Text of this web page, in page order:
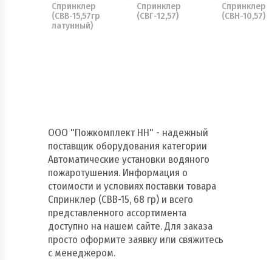
Спринклер
(СВВ-15,57гр
латунный)
Спринклер
(СВГ-12,57)
Спринклер
(СВН-10,57)
ООО "Пожкомплект НН" - надежный
поставщик оборудования категории
Автоматические установки водяного
пожаротушения. Информация о
стоимости и условиях поставки товара
Спринклер (СВВ-15, 68 гр) и всего
представленного ассортимента
доступно на нашем сайте. Для заказа
просто оформите заявку или свяжитесь
с менеджером.